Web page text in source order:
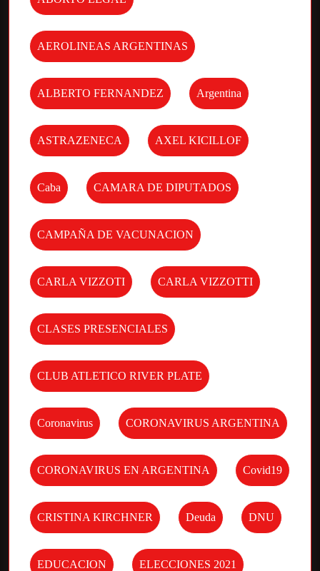
AEROLINEAS ARGENTINAS
ALBERTO FERNANDEZ Argentina
ASTRAZENECA AXEL KICILLOF
Caba CAMARA DE DIPUTADOS
CAMPAÑA DE VACUNACION
CARLA VIZZOTI CARLA VIZZOTTI
CLASES PRESENCIALES
CLUB ATLETICO RIVER PLATE
Coronavirus CORONAVIRUS ARGENTINA
CORONAVIRUS EN ARGENTINA Covid19
CRISTINA KIRCHNER Deuda DNU
EDUCACION ELECCIONES 2021